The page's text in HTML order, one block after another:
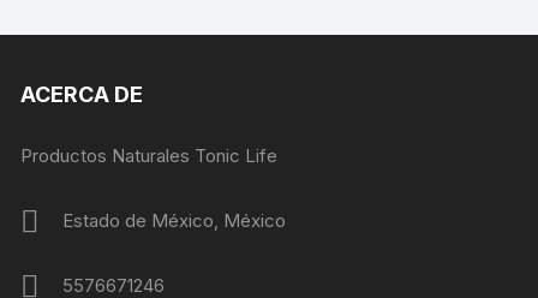
ACERCA DE
Productos Naturales Tonic Life
Estado de México, México
5576671246